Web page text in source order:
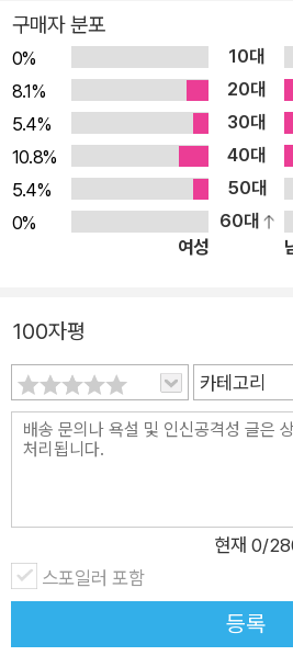
사업화를 위해 노력해온 기업과 대학, 각
로 사용할 수 있는 오픈소스 라이브러리
이들 라이브러리 중 우리가 실제로 필요
해당 라이브러리에서 관련 리소스를 임
고리즘을 사용할 수 있게 됐다.
우리 주위의 당면 과제를 소개하고, 이를
고리즘이 무엇인지 개략적으로 소개한
무엇인지 매우 알기 쉽게 설명한다. 머신
각한다.
만 자바를 잘 아는 사람도 있을 것이다.
용할 수 있는 머신 러닝 애플리케이
하고, 배포할 수 있는 방법을 빠른 시
했다. 기본적인 프로그래밍 기법과 데
알고 있다면 이 책을 읽기가 좀 더 쉬
을 모른다고 해도 큰 어려움은 없을 것이다. ★ 이 책의
장, '응용 머신 러닝의 개요'에서는 머
러닝 구현 원칙, 응용 머신 러닝 업무
와 플랫폼을 소개하며, 각 라이브러리
어떤 문제를 해결할 수 있는지 설명한
eka, 자바-ML, Apache Mahout,
ing4j, Mallet을 소개한다. 3장, '기본
클러스터링'에서는 머신 러닝 알고리
터세트를 이용해 설명한다. 4장, '앙상
측'에서는 실제 기업의 마케팅 데이
upsell, cross-sell 등 기업의 마케팅 활
동을 예측하는 모델을 만든다. 이번
앙상블 기법을 이용해서 문제를 해결
구매자 분포
0% 10대
8.1%
20대
5.4%
30대
10.8%
40대
5.4%
50대
0%
60대
여성
100자평
카테고리
현재 0/
스포일러 포함
등록